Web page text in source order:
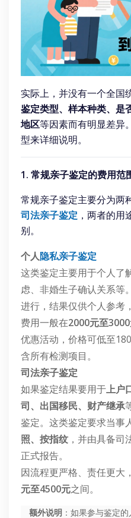
实际上，并没有一个全国
鉴定类型、样本种类、是
地区等因素而有明显差异
型来详细说明。
1. 常规亲子鉴定的费用范
常规亲子鉴定主要分为两
司法亲子鉴定 ，两者的用
别。
个人隐私亲子鉴定
这类鉴定主要用于个人了
虑、非婚生子确认关系等
进行，结果仅供个人参考，
费用一般在2000元至
优惠活动，价格可低至
含所有检测项目。
司法亲子鉴定
如果鉴定结果要用于上户
司、出国移民、财产继承
鉴定。这类鉴定要求当事
照、按指纹 ，并由具备
正式报告。
因流程更严格、责任更大
元至4500元之间。
额外说明 ：如果参与鉴定